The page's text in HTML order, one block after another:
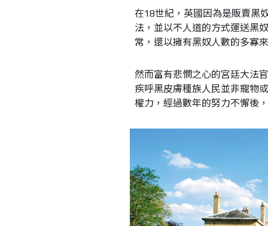
在18世紀，英國因為是販賣黑
法，並以不人道的方式運送黑
常，還以擁有黑奴人數的多寡
然而富有悲憫之心的宮廷大法
疾呼黑皮膚種族人民並非寵物
權力，經過數年的努力不懈後